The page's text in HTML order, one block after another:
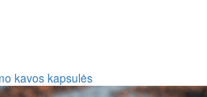
kavos kapsulės